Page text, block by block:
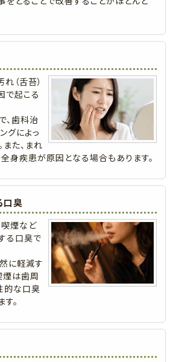
（舌苔）
で起こる
、歯科治
グによっ
た、まれ
身疾患が原因となる場合もあります。
口臭
喫煙など
る口臭で
に軽減す
煙は歯周
的な口臭
。